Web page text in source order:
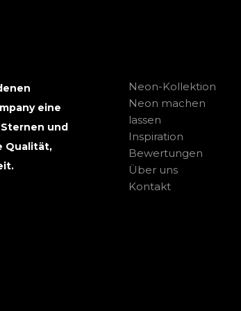
eine
und
Qualität,
Neon-Kollektion
Neon machen
lassen
Inspiration
Bewertungen
Über uns
Kontakt